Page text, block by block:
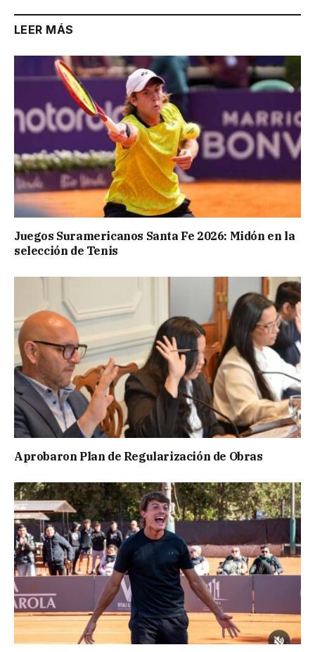
LEER MÁS
Juegos Suramericanos Santa Fe 2026: Midón en la
selección de Tenis
Aprobaron Plan de Regularización de Obras